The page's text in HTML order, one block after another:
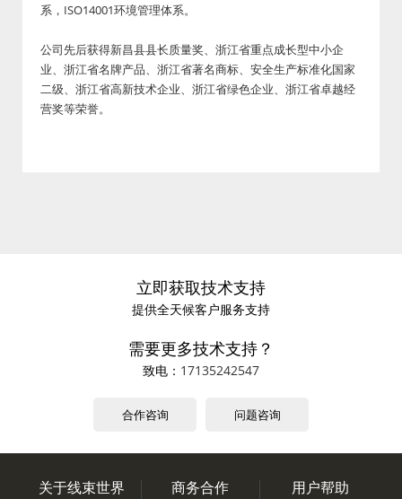
系，ISO14001环境管理体系。
公司先后获得新昌县县长质量奖、浙江省重点成长型中小企
业、浙江省名牌产品、浙江省著名商标、安全生产标准化国家
二级、浙江省高新技术企业、浙江省绿色企业、浙江省卓越经
营奖等荣誉。
立即获取技术支持
提供全天候客户服务支持
需要更多技术支持？
致电： 17135242547
合作咨询 问题咨询
关于线束世界 商务合作 用户帮助